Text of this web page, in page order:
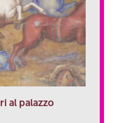
al palazzo